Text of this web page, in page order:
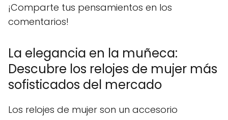
¡Comparte tus pensamientos en los
comentarios!
La elegancia en la muñeca:
Descubre los relojes de mujer más
sofisticados del mercado
Los relojes de mujer son un accesorio